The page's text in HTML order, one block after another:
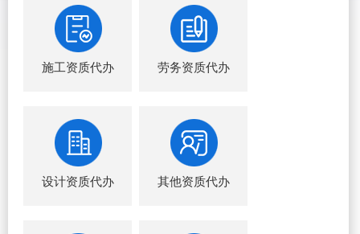
施工资质代办 劳务资质代办
设计资质代办 其他资质代办